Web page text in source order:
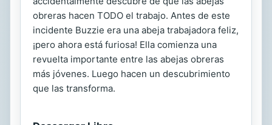
obreras hacen TODO el trabajo. Antes de este
incidente Buzzie era una abeja trabajadora feliz,
¡pero ahora está furiosa! Ella comienza una
revuelta importante entre las abejas obreras
más jóvenes. Luego hacen un descubrimiento
que las transforma.